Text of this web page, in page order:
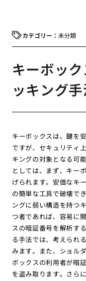
未分類
キーボッ
ッキング
キーボックスは、鍵を
ですが、セキュリティ
キングの対象となる可
としては、まず、キー
げられます。安価なキ
の簡単な工具で破壊で
ングに弱い構造を持つ
つ者であれば、容易に
スの暗証番号を解析す
る手法では、考えられ
みます。また、ショル
ボックスの利用者が暗
を盗み取ります。さら